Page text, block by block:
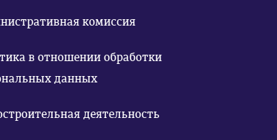
комиссия
в отношении обработки
данных
деятельность